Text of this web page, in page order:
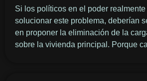
Si los políticos en el poder
solucionar este problema, deberían
en proponer la eliminación de la
sobre la vivienda principal. Porque